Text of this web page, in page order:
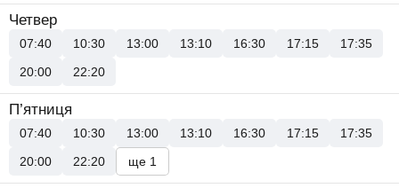
Четвер
07:40 10:30 13:00 13:10 16:30 17:15
17:35
20:00
22:20
П’ятниця
07:40 10:30 13:00 13:10 16:30 17:15
17:35
20:00
22:20 ще 1